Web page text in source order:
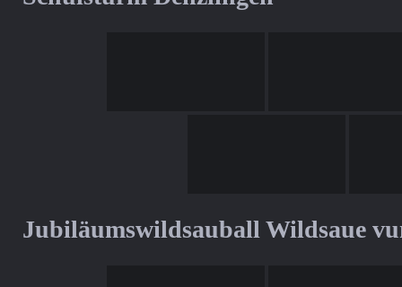
Jubiläumswildsauball Wildsaue